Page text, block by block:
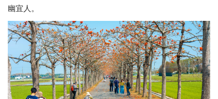
幽宜人。